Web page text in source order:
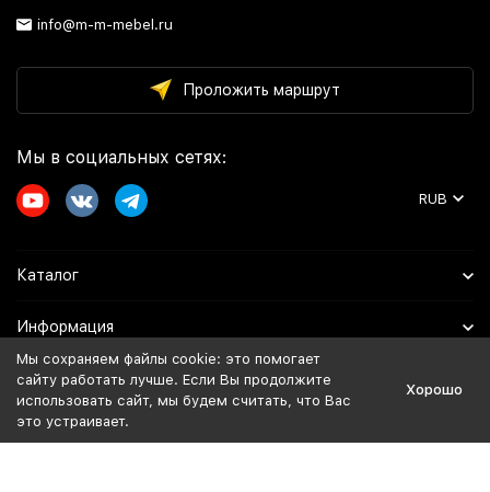
info@m-m-mebel.ru
Проложить маршрут
Мы в социальных сетях:
RUB
Каталог
Информация
Помощь
Политика персональных данных
Мы сохраняем файлы cookie: это помогает
сайту работать лучше. Если Вы продолжите
использовать сайт, мы будем считать, что Вас
это устраивает.
Хорошо